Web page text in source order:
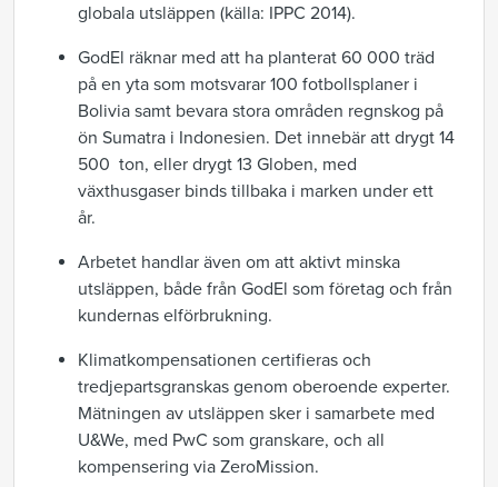
globala utsläppen (källa: IPPC 2014).
GodEl räknar med att ha planterat 60 000 träd
på en yta som motsvarar 100 fotbollsplaner i
Bolivia samt bevara stora områden regnskog på
ön Sumatra i Indonesien. Det innebär att drygt 14
500 ton, eller drygt 13 Globen, med
växthusgaser binds tillbaka i marken under ett
år.
Arbetet handlar även om att aktivt minska
utsläppen, både från GodEl som företag och från
kundernas elförbrukning.
Klimatkompensationen certifieras och
tredjepartsgranskas genom oberoende experter.
Mätningen av utsläppen sker i samarbete med
U&We, med PwC som granskare, och all
kompensering via ZeroMission.